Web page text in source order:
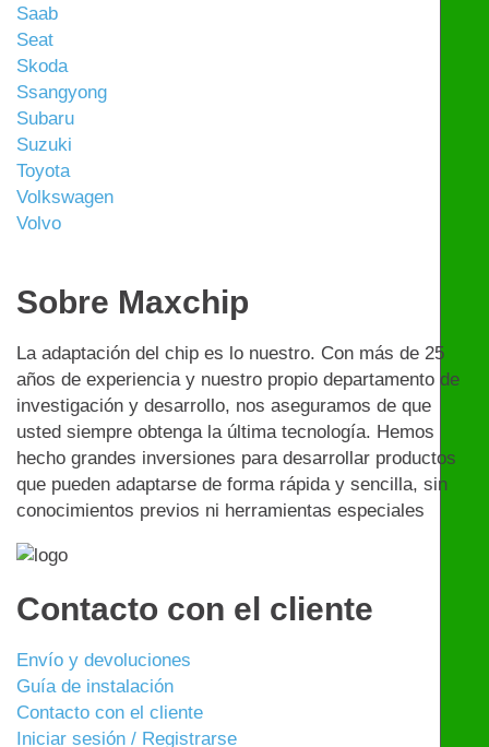
Saab
Seat
Skoda
Ssangyong
Subaru
Suzuki
Toyota
Volkswagen
Volvo
Sobre Maxchip
La adaptación del chip es lo nuestro. Con más de 25
años de experiencia y nuestro propio departamento de
investigación y desarrollo, nos aseguramos de que
usted siempre obtenga la última tecnología. Hemos
hecho grandes inversiones para desarrollar productos
que pueden adaptarse de forma rápida y sencilla, sin
conocimientos previos ni herramientas especiales
Contacto con el cliente
Envío y devoluciones
Guía de instalación
Contacto con el cliente
Iniciar sesión / Registrarse